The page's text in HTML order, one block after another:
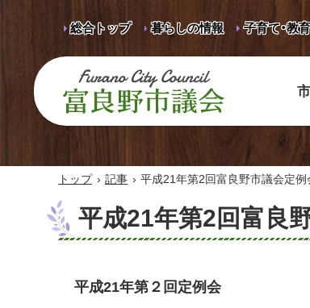
総合トップ 暮らしの情報 子育て・教
富良野市議会 Furano City
Council
トップ › 記事 › 平成21年第2回富良野市議会定例
平成21年第2回富良
平成21年第２回定例会